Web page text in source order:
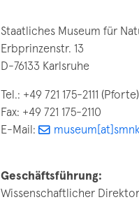
Staatliches Museum für
Erbprinzenstr. 13
D-76133 Karlsruhe
Tel.: +49 721 175-2111 (Pforte)
Fax: +49 721 175-2110
E-Mail:
Geschäftsführung:
Wissenschaftlicher